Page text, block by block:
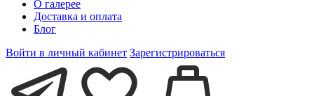
О галерее
Доставка и оплата
Блог
Войти в личный кабинет Зарегистрироваться